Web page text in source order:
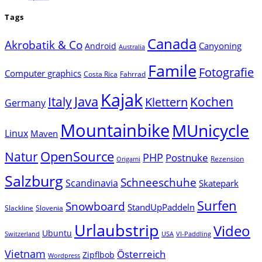
Tags
Akrobatik & Co Android Australia Canada Canyoning
Computer graphics Costa Rica Fahrrad Famile Fotografie
Germany Italy Java Kajak Klettern Kochen
Linux Maven MountainbikeMUnicycle
NaturOpenSource Origami PHP Postnuke Rezension
SalzburgScandinavia Schneeschuhe Skatepark
Slackline Slovenia Snowboard StandUpPaddeln Surfen
Switzerland Ubuntu Urlaubstrip USA VI-Paddling Video
Vietnam Wordpress Zipflbob Österreich